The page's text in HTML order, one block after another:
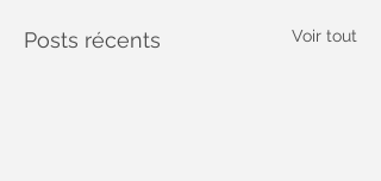
Posts récents Voir tout